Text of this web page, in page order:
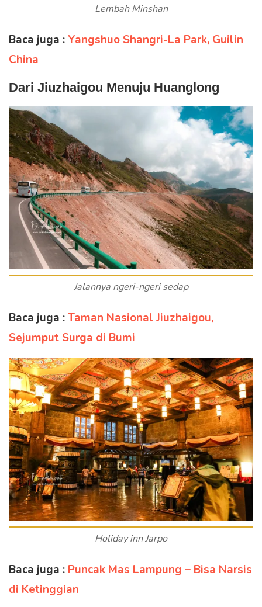
Lembah Minshan
Baca juga :Yangshuo Shangri-La Park, Guilin
China
Dari Jiuzhaigou Menuju Huanglong
Jalannya ngeri-ngeri sedap
Baca juga :Taman Nasional Jiuzhaigou,
Sejumput Surga di Bumi
Holiday inn Jarpo
Baca juga : Puncak Mas Lampung – Bisa Narsis
di Ketinggian